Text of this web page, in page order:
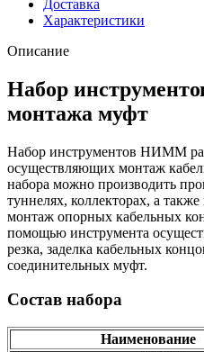
Доставка
Характеристики
Описание
Набор
монтажа муфт
Набор инструментов НИММ
осуществляющих монтаж
набора можно производить
туннелях, коллекторах, а
монтаж опорных кабельных
помощью инструмента
резка, заделка кабельных
соединительных муфт.
Состав набора
Наименование